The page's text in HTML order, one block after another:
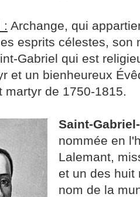
: Archange, qui
esprits célestes, son
Gabriel qui est
et un bienheureux
martyr de 1750-1815.
Saint-
nommée en
Lalemant,
et un des huit
nom de la